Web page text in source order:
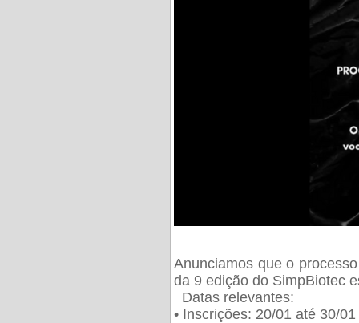
Anunciamos que o
da 9 edição do SimpBiotec
Datas relevantes:
• Inscrições: 20/01 até 30/01